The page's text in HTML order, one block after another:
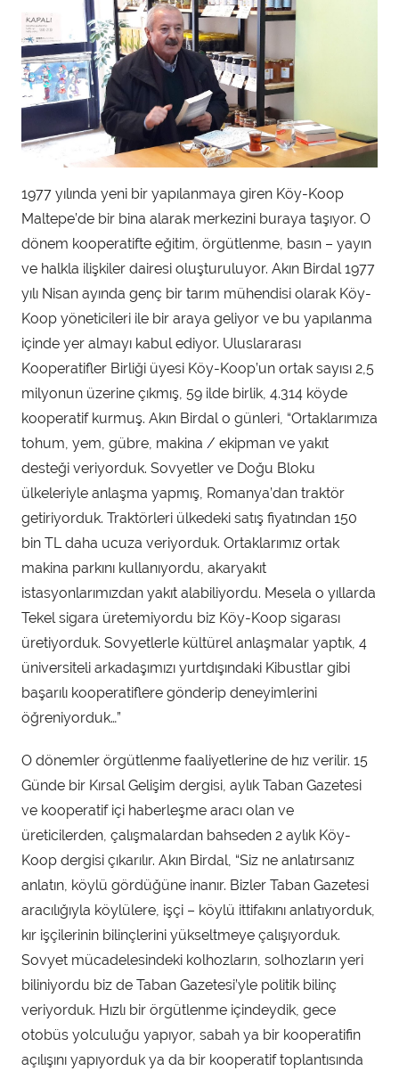
1977 yılında yeni bir yapılanmaya giren Köy-Koop
Maltepe’de bir bina alarak merkezini buraya taşıyor. O
dönem kooperatifte eğitim, örgütlenme, basın – yayın
ve halkla ilişkiler dairesi oluşturuluyor. Akın Birdal 1977
yılı Nisan ayında genç bir tarım mühendisi olarak Köy-
Koop yöneticileri ile bir araya geliyor ve bu yapılanma
içinde yer almayı kabul ediyor. Uluslararası
Kooperatifler Birliği üyesi Köy-Koop’un ortak sayısı 2,5
milyonun üzerine çıkmış, 59 ilde birlik, 4.314 köyde
kooperatif kurmuş. Akın Birdal o günleri, “Ortaklarımıza
tohum, yem, gübre, makina / ekipman ve yakıt
desteği veriyorduk. Sovyetler ve Doğu Bloku
ülkeleriyle anlaşma yapmış, Romanya’dan traktör
getiriyorduk. Traktörleri ülkedeki satış fiyatından 150
bin TL daha ucuza veriyorduk. Ortaklarımız ortak
makina parkını kullanıyordu, akaryakıt
istasyonlarımızdan yakıt alabiliyordu. Mesela o yıllarda
Tekel sigara üretemiyordu biz Köy-Koop sigarası
üretiyorduk. Sovyetlerle kültürel anlaşmalar yaptık, 4
üniversiteli arkadaşımızı yurtdışındaki Kibustlar gibi
başarılı kooperatiflere gönderip deneyimlerini
öğreniyorduk…”
O dönemler örgütlenme faaliyetlerine de hız verilir. 15
Günde bir Kırsal Gelişim dergisi, aylık Taban Gazetesi
ve kooperatif içi haberleşme aracı olan ve
üreticilerden, çalışmalardan bahseden 2 aylık Köy-
Koop dergisi çıkarılır. Akın Birdal, “Siz ne anlatırsanız
anlatın, köylü gördüğüne inanır. Bizler Taban Gazetesi
aracılığıyla köylülere, işçi – köylü ittifakını anlatıyorduk,
kır işçilerinin bilinçlerini yükseltmeye çalışıyorduk.
Sovyet mücadelesindeki kolhozların, solhozların yeri
biliniyordu biz de Taban Gazetesi’yle politik bilinç
veriyorduk. Hızlı bir örgütlenme içindeydik, gece
otobüs yolculuğu yapıyor, sabah ya bir kooperatifin
açılışını yapıyorduk ya da bir kooperatif toplantısında